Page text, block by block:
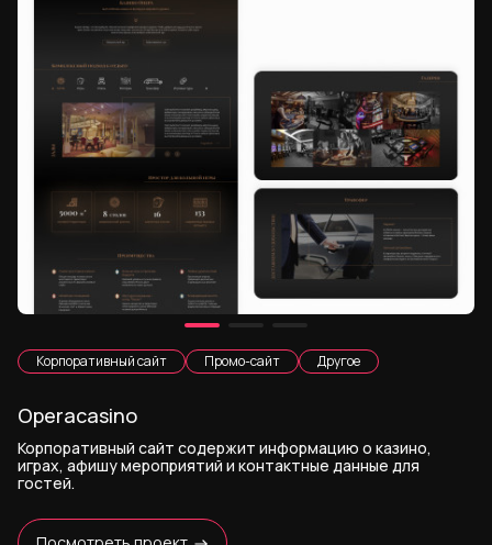
Корпоративный сайт Промо-сайт Другое
Operacasino
Корпоративный сайт содержит информацию о казино,
играх, афишу мероприятий и контактные данные для
гостей.